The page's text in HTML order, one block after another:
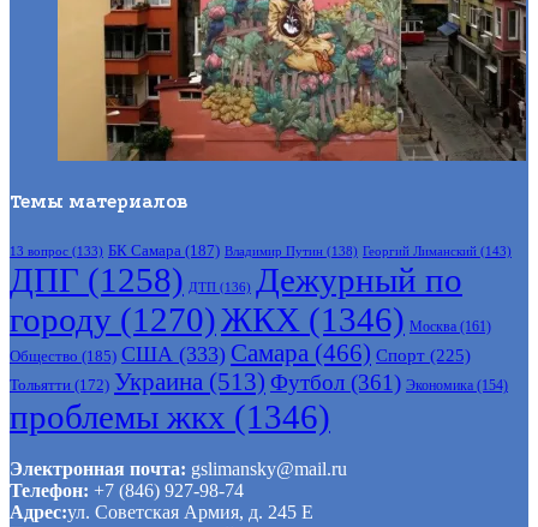
Темы материалов
13 вопрос (133) БК Самара (187) Владимир Путин (138) Георгий Лиманский (143)
ДПГ (1258) ДТП (136) Дежурный по
городу (1270)ЖКХ (1346) Москва (161)
Общество (185) США (333) Самара (466) Спорт (225)
Тольятти (172) Украина (513) Футбол (361) Экономика (154)
проблемы жкх (1346)
Электронная почта: gslimansky@mail.ru
Телефон: +7 (846) 927-98-74
Адрес:ул. Советская Армия, д. 245 Е